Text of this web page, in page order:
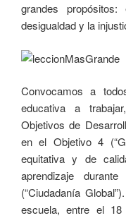
grandes
desigualdad y la
Convocamos a
educativa a
Objetivos de
en el Objetivo 4
equitativa y de
aprendizaje
(“Ciudadanía
escuela, entre el